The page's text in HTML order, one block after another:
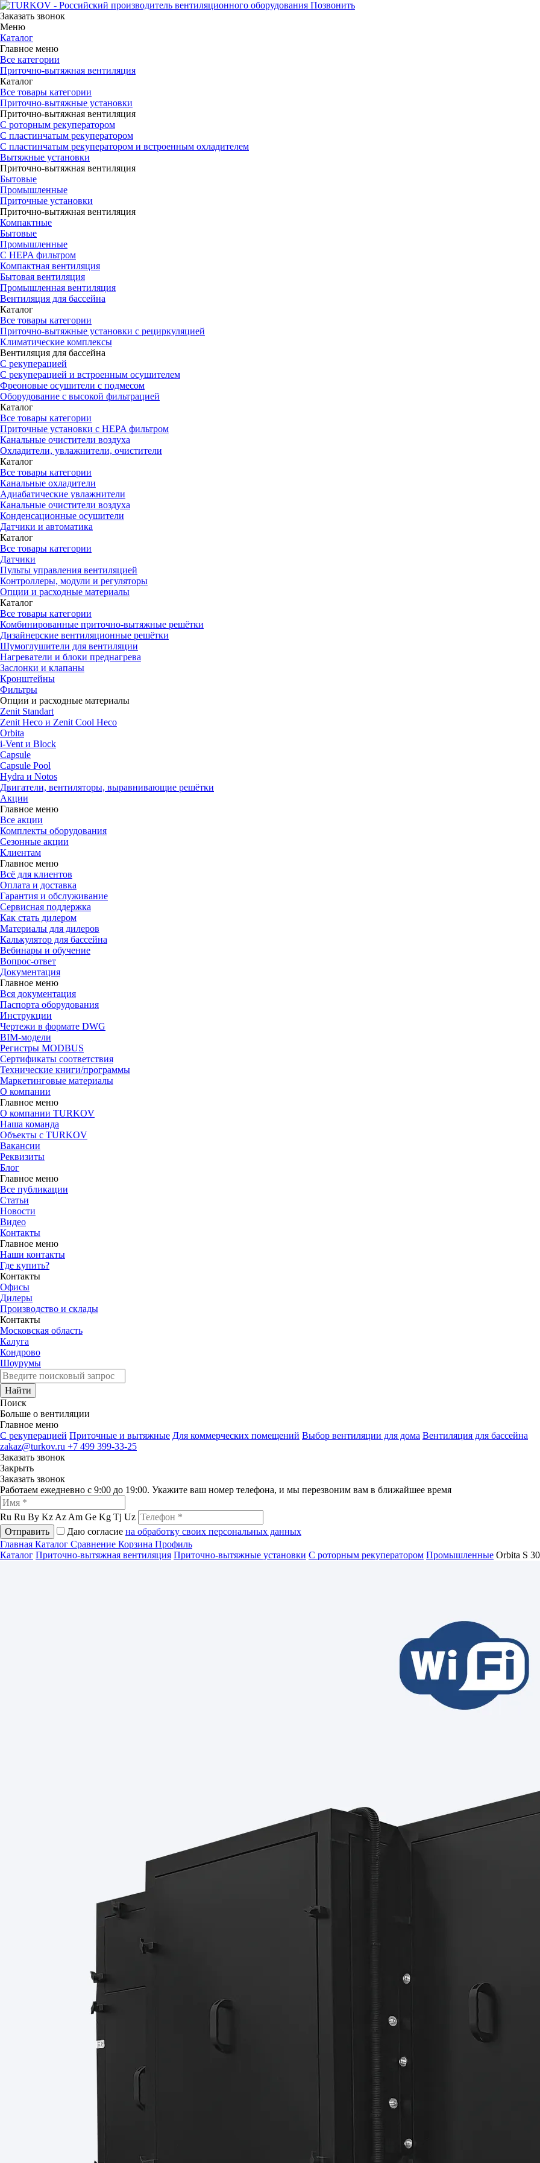
Позвонить
Заказать звонок
Меню
Каталог
Главное меню
Все категории
Приточно-вытяжная вентиляция
Каталог
Все товары категории
Приточно-вытяжные установки
Приточно-вытяжная вентиляция
С роторным рекуператором
С пластинчатым рекуператором
С пластинчатым рекуператором и встроенным охладителем
Вытяжные установки
Приточно-вытяжная вентиляция
Бытовые
Промышленные
Приточные установки
Приточно-вытяжная вентиляция
Компактные
Бытовые
Промышленные
С HEPA фильтром
Компактная вентиляция
Бытовая вентиляция
Промышленная вентиляция
Вентиляция для бассейна
Каталог
Все товары категории
Приточно-вытяжные установки с рециркуляцией
Климатические комплексы
Вентиляция для бассейна
С рекуперацией
С рекуперацией и встроенным осушителем
Фреоновые осушители с подмесом
Оборудование с высокой фильтрацией
Каталог
Все товары категории
Приточные установки c HEPA фильтром
Канальные очистители воздуха
Охладители, увлажнители, очистители
Каталог
Все товары категории
Канальные охладители
Адиабатические увлажнители
Канальные очистители воздуха
Конденсационные осушители
Датчики и автоматика
Каталог
Все товары категории
Датчики
Пульты управления вентиляцией
Контроллеры, модули и регуляторы
Опции и расходные материалы
Каталог
Все товары категории
Комбинированные приточно-вытяжные решётки
Дизайнерские вентиляционные решётки
Шумоглушители для вентиляции
Нагреватели и блоки преднагрева
Заслонки и клапаны
Кронштейны
Фильтры
Опции и расходные материалы
Zenit Standart
Zenit Heco и Zenit Cool Heco
Orbita
i-Vent и Block
Capsule
Capsule Pool
Hydra и Notos
Двигатели, вентиляторы, выравнивающие решётки
Акции
Главное меню
Все акции
Комплекты оборудования
Сезонные акции
Клиентам
Главное меню
Всё для клиентов
Оплата и доставка
Гарантия и обслуживание
Сервисная поддержка
Как стать дилером
Материалы для дилеров
Калькулятор для бассейна
Вебинары и обучение
Вопрос-ответ
Документация
Главное меню
Вся документация
Паспорта оборудования
Инструкции
Чертежи в формате DWG
BIM-модели
Регистры MODBUS
Сертификаты соответствия
Технические книги/программы
Маркетинговые материалы
О компании
Главное меню
О компании TURKOV
Наша команда
Объекты с TURKOV
Вакансии
Реквизиты
Блог
Главное меню
Все публикации
Статьи
Новости
Видео
Контакты
Главное меню
Наши контакты
Где купить?
Контакты
Офисы
Дилеры
Производство и склады
Контакты
Московская область
Калуга
Кондрово
Шоурумы
Найти
Поиск
Больше о вентиляции
Главное меню
C рекуперацией Приточные и вытяжные Для коммерческих помещений Выбор вентиляции для дома Вентиляция для бассейна
zakaz@turkov.ru +7 499 399-33-25
Заказать звонок
Закрыть
Заказать звонок
Работаем ежедневно с 9:00 до 19:00. Укажите ваш номер телефона, и мы перезвоним вам в ближайшее время
Ru Ru By Kz Az Am Ge Kg Tj Uz
Отправить
Даю согласие на обработку своих персональных данных
Главная Каталог Сравнение Корзина Профиль
Каталог Приточно-вытяжная вентиляция Приточно-вытяжные установки С роторным рекуператором Промышленные Orbita S